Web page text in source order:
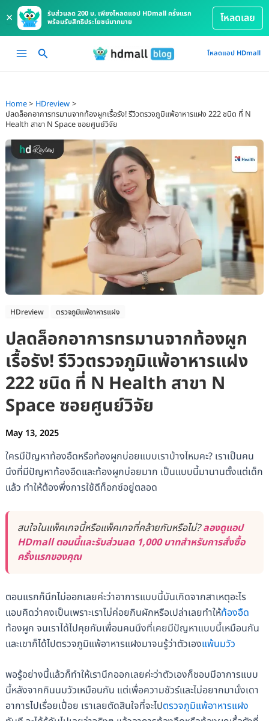
×
รับส่วนลด 200 บ. เพียงโหลดแอป HDmall ครั้งแรก
พร้อมรับสิทธิประโยชน์มากมาย
โหลดเลย
Main
โหลดแอป HDmall
Home
HDreview
ปลดล็อกอาการทรมานจากท้องผูกเรื้อรัง! รีวิวตรวจภูมิแพ้อาหารแฝง 222 ชนิด ที่ N
Health สาขา N Space ซอยศูนย์วิจัย
HDreview ตรวจภูมิแพ้อาหารแฝง
ปลดล็อกอาการทรมานจากท้องผูก
เรื้อรัง! รีวิวตรวจภูมิแพ้อาหารแฝง
222 ชนิด ที่ N Health สาขา N
Space ซอยศูนย์วิจัย
May 13, 2025
ใครมีปัญหาท้องอืดหรือท้องผูกบ่อยแบบเราบ้างไหมคะ? เราเป็นคน
นึงที่มีปัญหาท้องอืดและท้องผูกบ่อยมาก เป็นแบบนี้มานานตั้งแต่เด็ก
แล้ว ทำให้ต้องพึ่งการใช้ดีท็อกซ์อยู่ตลอด
สนใจในแพ็คเกจนี้หรือแพ็คเกจที่คล้ายกันหรือไม่?ลองดูแอป
HDmall ตอนนี้และรับส่วนลด 1,000 บาทสำหรับการสั่งซื้อ
ครั้งแรกของคุณ
ตอนแรกก็นึกไม่ออกเลยค่ะว่าอาการแบบนี้มันเกิดจากสาเหตุอะไร
แอบคิดว่าคงเป็นเพราะเราไม่ค่อยกินผักหรือเปล่าเลยทำให้ท้องอืด
ท้องผูก จนเราได้ไปคุยกับเพื่อนคนนึงที่เคยมีปัญหาแบบนี้เหมือนกัน
และเขาก็ได้ไปตรวจภูมิแพ้อาหารแฝงมาจนรู้ว่าตัวเองแพ้นมวัว
พอรู้อย่างนี้แล้วก็ทำให้เรานึกออกเลยค่ะว่าตัวเองก็ชอบมีอาการแบบ
นี้หลังจากกินนมวัวเหมือนกัน แต่เพื่อความชัวร์และไม่อยากมานั่งเดา
อาการไปเรื่อยเปื่อย เราเลยตัดสินใจที่จะไปตรวจภูมิแพ้อาหารแฝง